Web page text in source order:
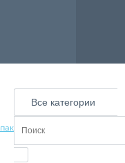
Все категории